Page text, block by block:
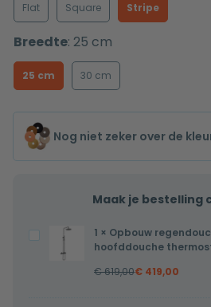
Flat Square Stripe
Breedte: 25 cm
25 cm 30 cm
Nog niet zeker over de
Maak je bestelling
Opbouw
regendouche
1 × Opbouw
hoofddouche
€619,00€ 419,00